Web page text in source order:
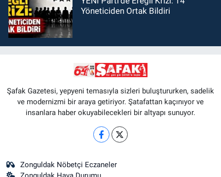
Yöneticiden Ortak Bildiri
Şafak Gazetesi, yepyeni temasıyla sizleri buluştururken, sadelik
ve modernizmi bir araya getiriyor. Şatafattan kaçınıyor ve
insanlara haber okuyabilecekleri bir altyapı sunuyor.
Zonguldak Nöbetçi Eczaneler